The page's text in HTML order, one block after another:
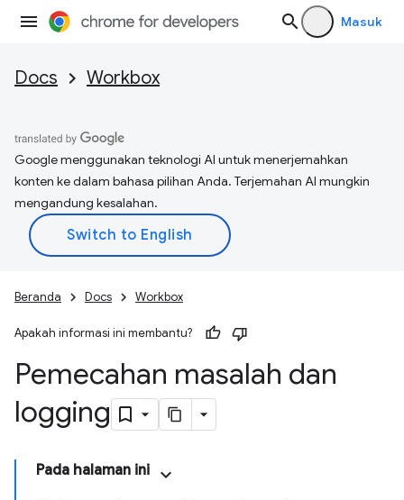
Masuk
Docs Workbox
Google menggunakan teknologi AI untuk menerjemahkan
konten ke dalam bahasa pilihan Anda. Terjemahan AI mungkin
mengandung kesalahan.
Beranda Docs Workbox
Apakah informasi ini membantu?
Pemecahan masalah dan
logging
Pada halaman ini